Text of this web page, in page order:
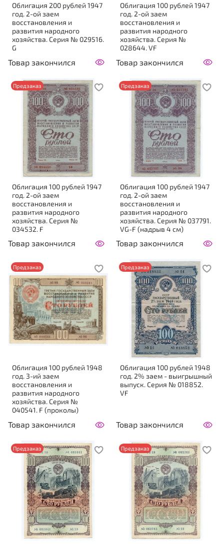
Облигация 200 рублей 1947
год. 2-ой заем
восстановления и
развития народного
хозяйства. Серия № 029516.
G
Товар закончился
Облигация 100 рублей 1947
год. 2-ой заем
восстановления и
развития народного
хозяйства. Серия №
028644. VF
Товар закончился
Предзаказ
Облигация 100 рублей 1947
год. 2-ой заем
восстановления и
развития народного
хозяйства. Серия №
034532. F
Товар закончился
Предзаказ
Облигация 100 рублей 1947
год. 2-ой заем
восстановления и
развития народного
хозяйства. Серия № 037791.
VG-F (надрыв 4 см)
Товар закончился
Предзаказ
Облигация 100 рублей 1948
год. 3-ий заем
восстановления и
развития народного
хозяйства. Серия №
040541. F (проколы)
Товар закончился
Предзаказ
Облигация 100 рублей 1948
год. 2% заем - выигрышный
выпуск. Серия № 018852.
VF
Товар закончился
Предзаказ Предзаказ